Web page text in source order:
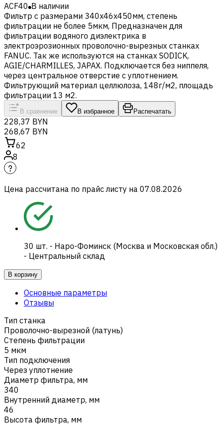
ACF40 В наличии
Фильтр с размерами 340x46x450мм, степень
фильтрации не более 5мкм, Предназначен для
фильтрации водяного диэлектрика в
электроэрозионных проволочно-вырезных станках
FANUC. Так же используются на станках SODICK,
AGIE/CHARMILLES, JAPAX. Подключается без ниппеля,
через центральное отверстие с уплотнением.
Фильтрующий материал целлюлоза, 148г/м2, площадь
фильтрации 13 м2.
В сравнение В избранное Распечатать
228,37 BYN
268,67 BYN
62
8
Цена рассчитана по прайс листу на 07.08.2026
30 шт. - Наро-Фоминск (Москва и Московская обл.)
- Центральный склад
В корзину
Основные параметры
Отзывы
Тип станка
Проволочно-вырезной (латунь)
Степень фильтрации
5 мкм
Тип подключения
Через уплотнение
Диаметр фильтра, мм
340
Внутренний диаметр, мм
46
Высота фильтра, мм